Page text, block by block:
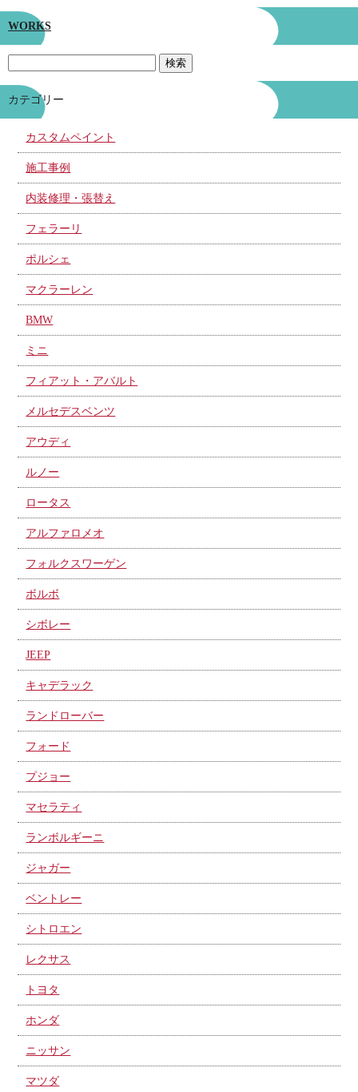
WORKS
カテゴリー
カスタムペイント
施工事例
内装修理・張替え
フェラーリ
ポルシェ
マクラーレン
BMW
ミニ
フィアット・アバルト
メルセデスベンツ
アウディ
ルノー
ロータス
アルファロメオ
フォルクスワーゲン
ボルボ
シボレー
JEEP
キャデラック
ランドローバー
フォード
プジョー
マセラティ
ランボルギーニ
ジャガー
ベントレー
シトロエン
レクサス
トヨタ
ホンダ
ニッサン
マツダ